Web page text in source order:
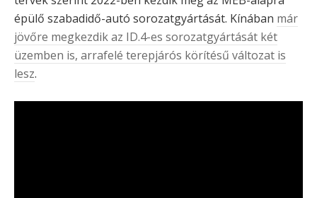
épülő szabadidő-autó sorozatgyártását. Kínában már
jövőre megkezdik az ID.4-es sorozatgyártását két
üzemben is, arrafelé terepjárós körítésű változat is
lesz.